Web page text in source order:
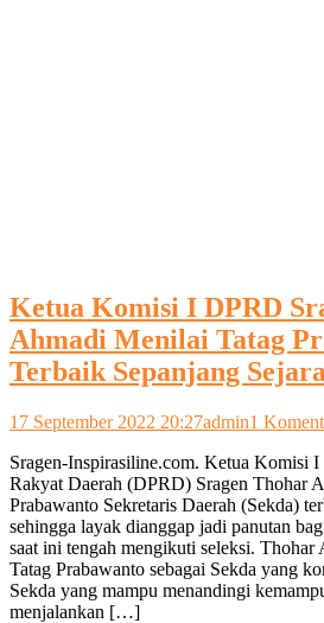
Ketua Komisi I DPRD
Ahmadi Menilai Tatag
Terbaik Sepanjang
17 September 2022 20:27admin1
Sragen-Inspirasiline.com. Ketua Komisi
Rakyat Daerah (DPRD) Sragen Thohar
Prabawanto Sekretaris Daerah (Sekda)
sehingga layak dianggap jadi panutan
saat ini tengah mengikuti seleksi. Thohar
Tatag Prabawanto sebagai Sekda yang
Sekda yang mampu menandingi
menjalankan […]